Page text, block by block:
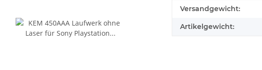
Produkteigenschaft
Wert
Versandgewicht:
Artikelgewicht: